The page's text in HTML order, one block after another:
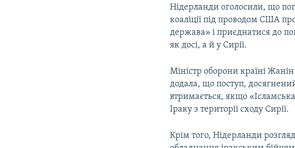
Нідерланди оголосили, що
коаліції під проводом США
держава» і приєднатися до
як досі, а й у Сирії.
Міністр оборони країні
додала, що поступ,
втримається, якщо
Іраку з території сходу Сирії.
Крім того, Нідерланди